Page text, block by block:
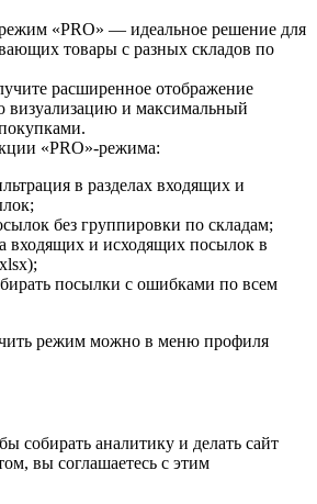
«PRO» — идеальное решение для
товары с разных складов по
расширенное отображение
и максимальный
«PRO»-режима:
в разделах входящих и
без группировки по складам;
входящих и исходящих посылок в
посылки с ошибками по всем
режим можно в меню профиля
собирать аналитику и делать сайт
вы соглашаетесь с этим